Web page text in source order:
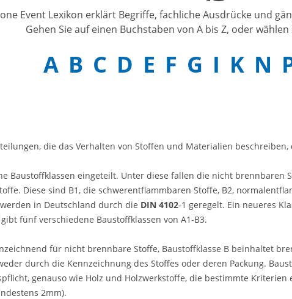
Event Lexikon erklärt Begriffe, fachliche Ausdrücke und
Gehen Sie auf einen Buchstaben von A bis Z, oder
A B C D E F G I K N
die das Verhalten von Stoffen und Materialien beschreiben,
Baustoffklassen eingeteilt. Unter diese fallen die nicht brennbaren
Diese sind B1, die schwerentflammbaren Stoffe, B2,
in Deutschland durch die DIN 4102-1 geregelt. Ein neueres
fünf verschiedene Baustoffklassen von A1-B3.
für nicht brennbare Stoffe, Baustoffklasse B beinhaltet
durch die Kennzeichnung des Stoffes oder deren Packung.
genauso wie Holz und Holzwerkstoffe, die bestimmte Kriterien
2mm).